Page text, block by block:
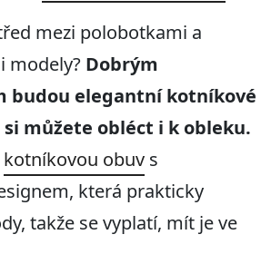
mezi polobotkami a
modely? Dobrým
budou elegantní kotníkové
můžete obléct i k obleku.
kotníkovou obuv s
která prakticky
takže se vyplatí, mít je ve